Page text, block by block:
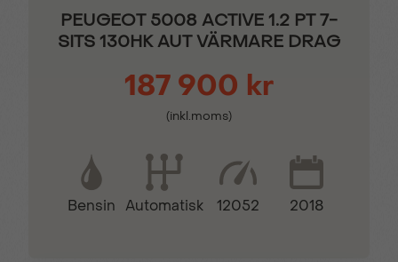
Dimljus fram Elhissar (fram och bak)
Euro 6
Euro NCAP 5 Fartbegränsare
PEUGEOT 5008 ACTIVE 1.2 PT 7-
SITS 130HK AUT VÄRMARE DRAG
187 900 kr
(inkl.moms)
Bensin Automatisk 12052 2018